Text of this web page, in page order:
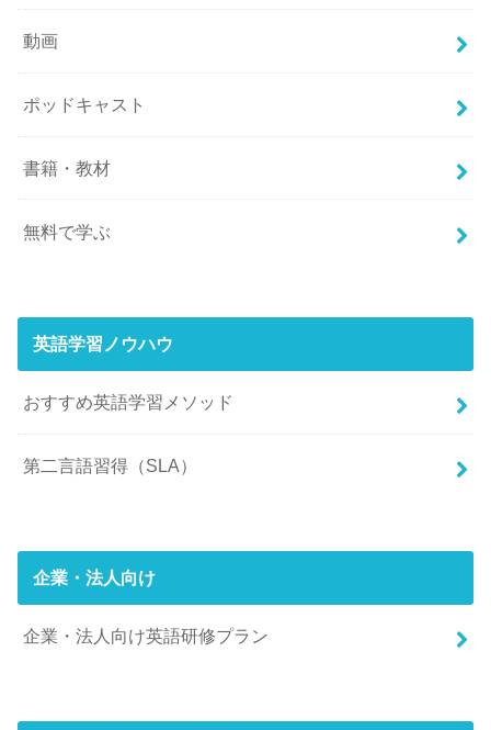
動画
ポッドキャスト
書籍・教材
無料で学ぶ
英語学習ノウハウ
おすすめ英語学習メソッド
第二言語習得（SLA）
企業・法人向け
企業・法人向け英語研修プラン